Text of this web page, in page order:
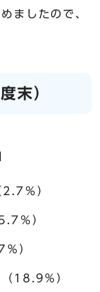
ましたので、
末）
％）
％）
）
18.9％）